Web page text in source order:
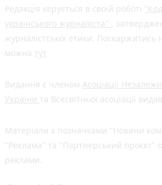
Редакція керується в своїй роботі
українського журналіста"
,
журналістської етики. Поскаржитись
можна тут
Видання є членом Асоціації
України та Всесвітньої асоціації
Матеріали з позначками "Новини
"Реклама" та "Партнерський проєкт"
реклами.